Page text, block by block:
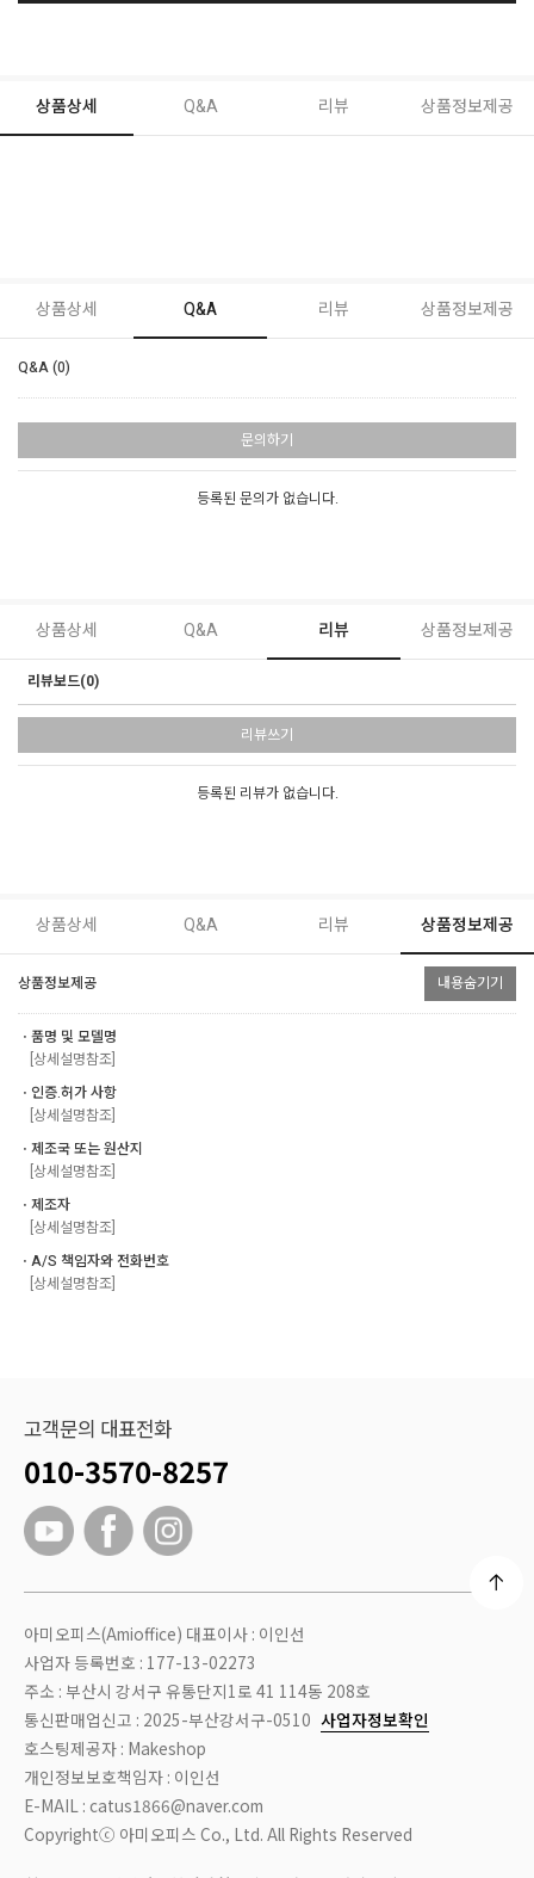
상품상세 Q&A 리뷰 상품정보제공
상품상세 Q&A 리뷰 상품정보제공
Q&A (0)
문의하기
등록된 문의가 없습니다.
상품상세 Q&A 리뷰 상품정보제공
리뷰보드(0)
리뷰쓰기
등록된 리뷰가 없습니다.
상품상세 Q&A 리뷰 상품정보제공
상품정보제공 내용숨기기
ㆍ품명 및 모델명
[상세설명참조]
ㆍ인증.허가 사항
[상세설명참조]
ㆍ제조국 또는 원산지
[상세설명참조]
ㆍ제조자
[상세설명참조]
ㆍA/S 책임자와 전화번호
[상세설명참조]
고객문의 대표전화
010-3570-8257
아미오피스(Amioffice) 대표이사 : 이인선
사업자 등록번호 : 177-13-02273
주소 : 부산시 강서구 유통단지1로 41 114동 208호
통신판매업신고 : 2025-부산강서구-0510 사업자정보확인
호스팅제공자 : Makeshop
개인정보보호책임자 : 이인선
E-MAIL : catus1866@naver.com
Copyrightⓒ 아미오피스 Co., Ltd. All Rights Reserved